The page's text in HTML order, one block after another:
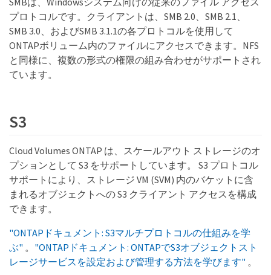
プロトコルです。クライアントは、SMB 2.0、SMB 2.1、
SMB 3.0、およびSMB 3.1.1の各プロトコルを使用して
ONTAPボリューム内のファイルにアクセスできます。NFS
と同様に、複数の形式の権限の組み合わせがサポートされ
ています。
S3
Cloud Volumes ONTAP は、スケールアウト ストレージのオ
プションとして S3 をサポートしています。 S3 プロトコル
サポートにより、ストレージ VM (SVM) 内のバケットに含
まれるオブジェクトへの S3 クライアント アクセスを構成
できます。
"ONTAPドキュメント: S3マルチプロトコルの仕組みを学
ぶ" 。 "ONTAPドキュメント: ONTAPでS3オブジェクトスト
レージサービスを設定および管理する方法を学びます" 。